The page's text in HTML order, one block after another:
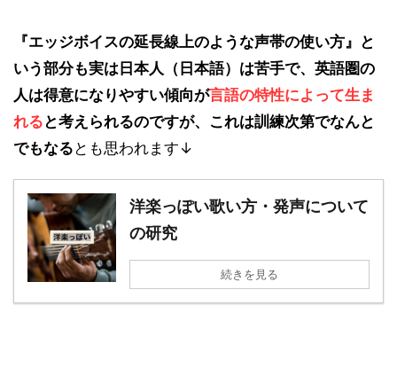
『エッジボイスの延長線上のような声帯の使い方』と
いう部分も実は日本人（日本語）は苦手で、英語圏の
人は得意になりやすい傾向が言語の特性によって生ま
れる と考えられるのですが、これは訓練次第でなんと
でもなる とも思われます↓
洋楽っぽい歌い方・発声について
の研究
続きを見る